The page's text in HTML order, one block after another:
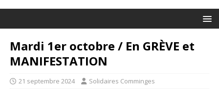
Mardi 1er octobre / En GRÈVE et
MANIFESTATION
21 septembre 2024 Solidaires Comminges